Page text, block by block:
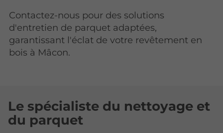
Contactez-nous pour des solutions
d'entretien de parquet adaptées,
garantissant l'éclat de votre revêtement en
bois à Mâcon.
Le spécialiste du nettoyage et
du parquet